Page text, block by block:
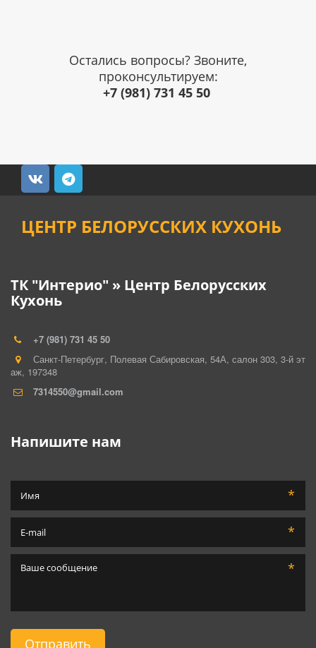
Остались вопросы? Звоните,
проконсультируем:
+7 (981) 731 45 50
ЦЕНТР БЕЛОРУССКИХ КУХОНЬ
ТК "Интерио" » Центр Белорусских
Кухонь
+7 (981) 731 45 50
Санкт-Петербург, Полевая Сабировская, 54А, салон 303, 3-й эт
аж, 197348
7314550@gmail.com
Напишите нам
*
*
*
Отправить